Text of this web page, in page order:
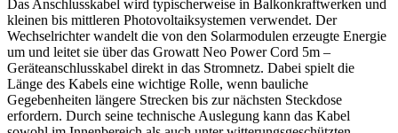
Das Anschlusskabel wird typischerweise in Balkonkraftwerken und
kleinen bis mittleren Photovoltaiksystemen verwendet. Der
Wechselrichter wandelt die von den Solarmodulen erzeugte Energie
um und leitet sie über das Growatt Neo Power Cord 5m –
Geräteanschlusskabel direkt in das Stromnetz. Dabei spielt die
Länge des Kabels eine wichtige Rolle, wenn bauliche
Gegebenheiten längere Strecken bis zur nächsten Steckdose
erfordern. Durch seine technische Auslegung kann das Kabel